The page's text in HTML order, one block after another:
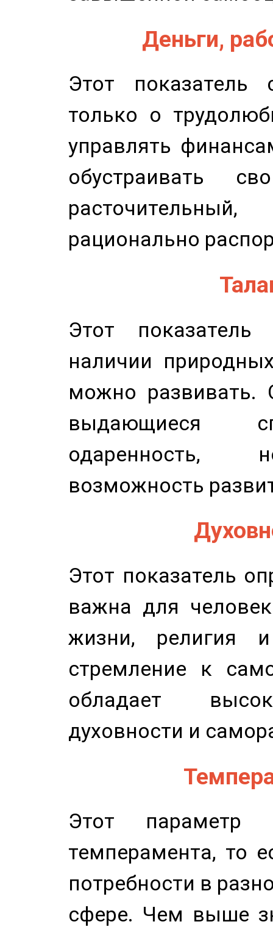
Деньги,
Этот показатель
только о
управлять
обустраивать
рационально
Этот показатель
наличии
можно развивать.
выдающиеся
одаренность,
возможность
Этот показатель
важна для
жизни, религия
стремление к
обладает
духовности и
Этот параметр
темперамента, то
потребности в
сфере. Чем выше